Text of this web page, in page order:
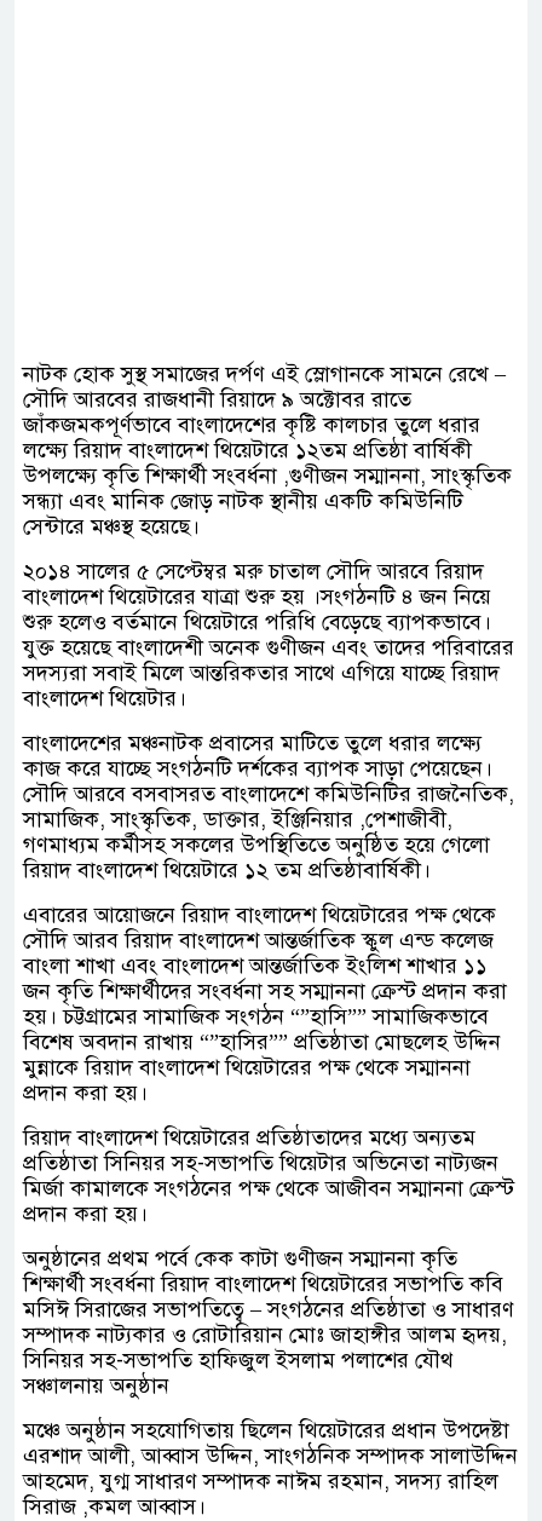
নাটক হোক সুস্থ সমাজের দর্পণ এই স্লোগানকে সামনে রেখে –
সৌদি আরবের রাজধানী রিয়াদে ৯ অক্টোবর রাতে
জাঁকজমকপূর্ণভাবে বাংলাদেশের কৃষ্টি কালচার তুলে ধরার
লক্ষ্যে রিয়াদ বাংলাদেশ থিয়েটারে ১২তম প্রতিষ্ঠা বার্ষিকী
উপলক্ষ্যে কৃতি শিক্ষার্থী সংবর্ধনা ,গুণীজন সম্মাননা, সাংস্কৃতিক
সন্ধ্যা এবং মানিক জোড় নাটক স্থানীয় একটি কমিউনিটি
সেন্টারে মঞ্চস্থ হয়েছে।
২০১৪ সালের ৫ সেপ্টেম্বর মরু চাতাল সৌদি আরবে রিয়াদ
বাংলাদেশ থিয়েটারের যাত্রা শুরু হয় ।সংগঠনটি ৪ জন নিয়ে
শুরু হলেও বর্তমানে থিয়েটারে পরিধি বেড়েছে ব্যাপকভাবে।
যুক্ত হয়েছে বাংলাদেশী অনেক গুণীজন এবং তাদের পরিবারের
সদস্যরা সবাই মিলে আন্তরিকতার সাথে এগিয়ে যাচ্ছে রিয়াদ
বাংলাদেশ থিয়েটার।
বাংলাদেশের মঞ্চনাটক প্রবাসের মাটিতে তুলে ধরার লক্ষ্যে
কাজ করে যাচ্ছে সংগঠনটি দর্শকের ব্যাপক সাড়া পেয়েছেন।
সৌদি আরবে বসবাসরত বাংলাদেশে কমিউনিটির রাজনৈতিক,
সামাজিক, সাংস্কৃতিক, ডাক্তার, ইঞ্জিনিয়ার ,পেশাজীবী,
গণমাধ্যম কর্মীসহ সকলের উপস্থিতিতে অনুষ্ঠিত হয়ে গেলো
রিয়াদ বাংলাদেশ থিয়েটারে ১২ তম প্রতিষ্ঠাবার্ষিকী।
এবারের আয়োজনে রিয়াদ বাংলাদেশ থিয়েটারের পক্ষ থেকে
সৌদি আরব রিয়াদ বাংলাদেশ আন্তর্জাতিক স্কুল এন্ড কলেজ
বাংলা শাখা এবং বাংলাদেশ আন্তর্জাতিক ইংলিশ শাখার ১১
জন কৃতি শিক্ষার্থীদের সংবর্ধনা সহ সম্মাননা ক্রেস্ট প্রদান করা
হয়। চট্টগ্রামের সামাজিক সংগঠন “”হাসি”” সামাজিকভাবে
বিশেষ অবদান রাখায় “”হাসির”” প্রতিষ্ঠাতা মোছলেহ উদ্দিন
মুন্নাকে রিয়াদ বাংলাদেশ থিয়েটারের পক্ষ থেকে সম্মাননা
প্রদান করা হয়।
রিয়াদ বাংলাদেশ থিয়েটারের প্রতিষ্ঠাতাদের মধ্যে অন্যতম
প্রতিষ্ঠাতা সিনিয়র সহ-সভাপতি থিয়েটার অভিনেতা নাট্যজন
মির্জা কামালকে সংগঠনের পক্ষ থেকে আজীবন সম্মাননা ক্রেস্ট
প্রদান করা হয়।
অনুষ্ঠানের প্রথম পর্বে কেক কাটা গুণীজন সম্মাননা কৃতি
শিক্ষার্থী সংবর্ধনা রিয়াদ বাংলাদেশ থিয়েটারের সভাপতি কবি
মসিঈ সিরাজের সভাপতিত্বে – সংগঠনের প্রতিষ্ঠাতা ও সাধারণ
সম্পাদক নাট্যকার ও রোটারিয়ান মোঃ জাহাঙ্গীর আলম হৃদয়,
সিনিয়র সহ-সভাপতি হাফিজুল ইসলাম পলাশের যৌথ
সঞ্চালনায় অনুষ্ঠান
মঞ্চে অনুষ্ঠান সহযোগিতায় ছিলেন থিয়েটারের প্রধান উপদেষ্টা
এরশাদ আলী, আব্বাস উদ্দিন, সাংগঠনিক সম্পাদক সালাউদ্দিন
আহমেদ, যুগ্ম সাধারণ সম্পাদক নাঈম রহমান, সদস্য রাহিল
সিরাজ ,কমল আব্বাস।